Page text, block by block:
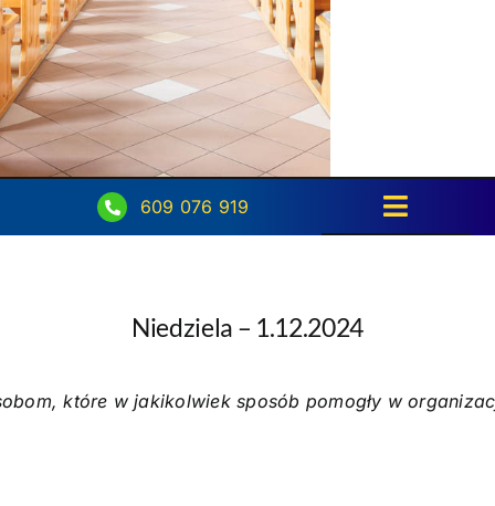
609 076 919
Toggle
Intencje
Niedziela – 1.12.2024
które w jakikolwiek sposób pomogły w